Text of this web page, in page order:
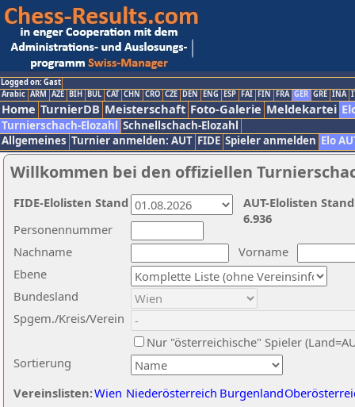
Logged on: Gast
Arabic ARM AZE BIH BUL CAT CHN CRO CZE DEN ENG ESP FAI FIN FRA GER GRE INA
Home TurnierDB Meisterschaft Foto-Galerie Meldekartei
Turnierschach-Elozahl Schnellschach-Elozahl
Allgemeines Turnier anmelden: AUT FIDE Spieler anmelden Elo
Willkommen bei den offiziellen
Nachname
Vorname
Ebene
Sortierung
Personennummer
Bundesland
Spgem./Kreis/Verein
Nur "österreichische" Spieler
Vereinslisten:Wien Niederösterreich Burgenland
AUT-Elolisten
6.936
FIDE-Elolisten Stand